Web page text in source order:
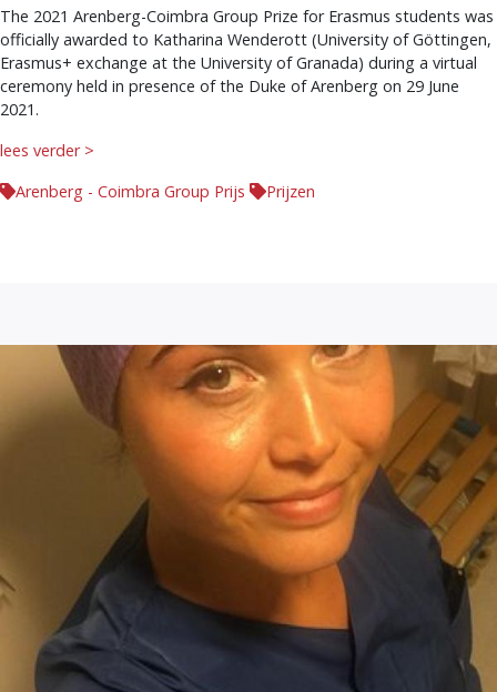
The 2021 Arenberg-Coimbra Group Prize for Erasmus students was
officially awarded to Katharina Wenderott (University of Göttingen,
Erasmus+ exchange at the University of Granada) during a virtual
ceremony held in presence of the Duke of Arenberg on 29 June
2021.
lees verder >
Arenberg - Coimbra Group Prijs
Prijzen